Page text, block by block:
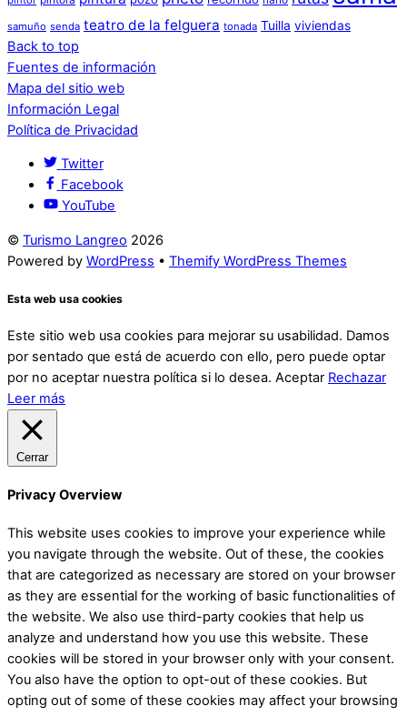
samuño senda teatro de la felguera tonada Tuilla viviendas
Back to top
Fuentes de información
Mapa del sitio web
Información Legal
Política de Privacidad
Twitter
Facebook
YouTube
© Turismo Langreo 2026
Powered by WordPress • Themify WordPress Themes
Esta web usa cookies
Este sitio web usa cookies para mejorar su usabilidad. Damos
por sentado que está de acuerdo con ello, pero puede optar
por no aceptar nuestra política si lo desea. Aceptar Rechazar
Leer más
Cerrar
Privacy Overview
This website uses cookies to improve your experience while
you navigate through the website. Out of these, the cookies
that are categorized as necessary are stored on your browser
as they are essential for the working of basic functionalities of
the website. We also use third-party cookies that help us
analyze and understand how you use this website. These
cookies will be stored in your browser only with your consent.
You also have the option to opt-out of these cookies. But
opting out of some of these cookies may affect your browsing